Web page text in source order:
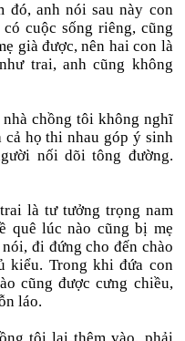
đó, anh nói sau này con
cuộc sống riêng, cũng
già được, nên hai con là
trai, anh cũng không
chồng tôi không nghĩ
họ thi nhau góp ý sinh
nối dõi tông đường.
là tư tưởng trọng nam
quê lúc nào cũng bị mẹ
đi đứng cho đến chào
kiểu. Trong khi đứa con
cũng được cưng chiều,
láo.